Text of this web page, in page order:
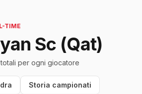
TIME
Sc (Qat)
per ogni giocatore
Storia campionati